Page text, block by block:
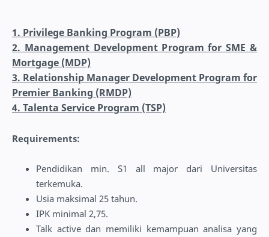
1. Privilege Banking Program (PBP)
2. Management Development Program for SME &
Mortgage (MDP)
3. Relationship Manager Development Program for
Premier Banking (RMDP)
4. Talenta Service Program (TSP)
Requirements:
Pendidikan min. S1 all major dari Universitas
terkemuka.
Usia maksimal 25 tahun.
IPK minimal 2,75.
Talk active dan memiliki kemampuan analisa yang